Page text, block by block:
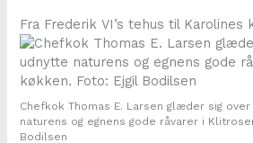
Fra Frederik VI’s tehus til
Chefkok Thomas E. Larsen glæder sig
naturens og egnens gode råvarer i
Bodilsen